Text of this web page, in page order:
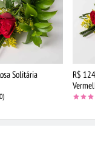
Solitária
R$